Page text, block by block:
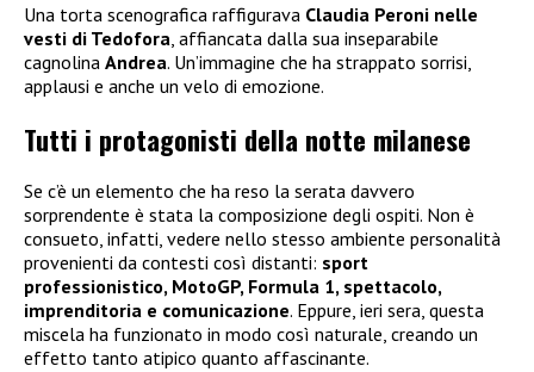
Una torta scenografica raffigurava Claudia Peroni nelle
vesti di Tedofora , affiancata dalla sua inseparabile
cagnolina Andrea. Un’immagine che ha strappato sorrisi,
applausi e anche un velo di emozione.
Tutti i protagonisti della notte milanese
Se c’è un elemento che ha reso la serata davvero
sorprendente è stata la composizione degli ospiti. Non è
consueto, infatti, vedere nello stesso ambiente personalità
provenienti da contesti così distanti: sport
professionistico, MotoGP, Formula 1, spettacolo,
imprenditoria e comunicazione. Eppure, ieri sera, questa
miscela ha funzionato in modo così naturale, creando un
effetto tanto atipico quanto affascinante.